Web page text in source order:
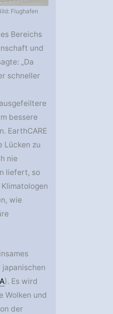
Flughafen
Bereichs
und
„Da
schneller
bessere
EarthCARE
Lücken zu
nie
liefert, so
wie
japanischen
). Es wird
Wolken und
der